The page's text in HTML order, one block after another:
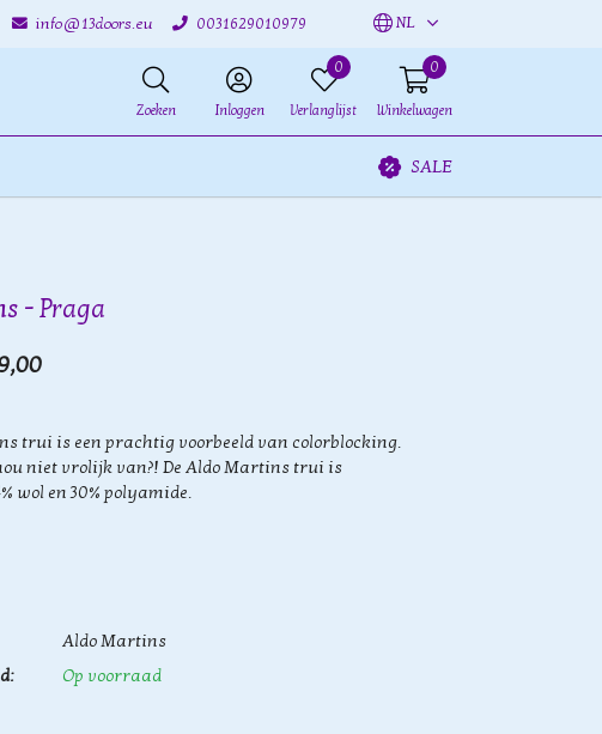
info@13doors.eu 0031629010979 NL
Zoeken Inloggen
0
Verlanglijst
0
Winkelwagen
SALE
- Praga
trui is een prachtig voorbeeld van colorblocking.
niet vrolijk van?! De Aldo Martins trui is
wol en 30% polyamide.
Aldo Martins
Op voorraad